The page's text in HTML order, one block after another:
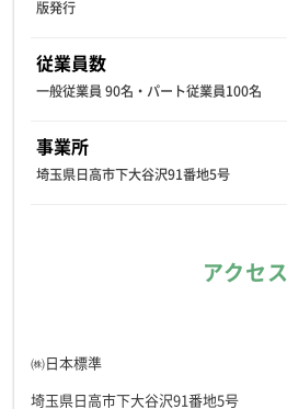
版発行
従業員数
一般従業員 90名・パート従業員100名
事業所
埼玉県日高市下大谷沢91番地5号
アクセス
㈱日本標準
埼玉県日高市下大谷沢91番地5号